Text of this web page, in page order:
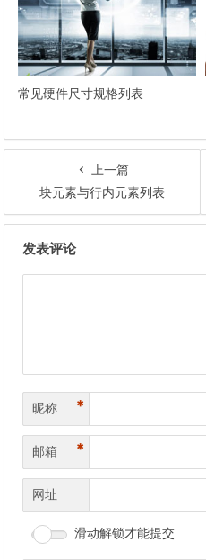
常见硬件尺寸规格列表
上一篇
块元素与行内元素列表
发表评论
昵称 *
邮箱 *
网址
滑动解锁才能提交